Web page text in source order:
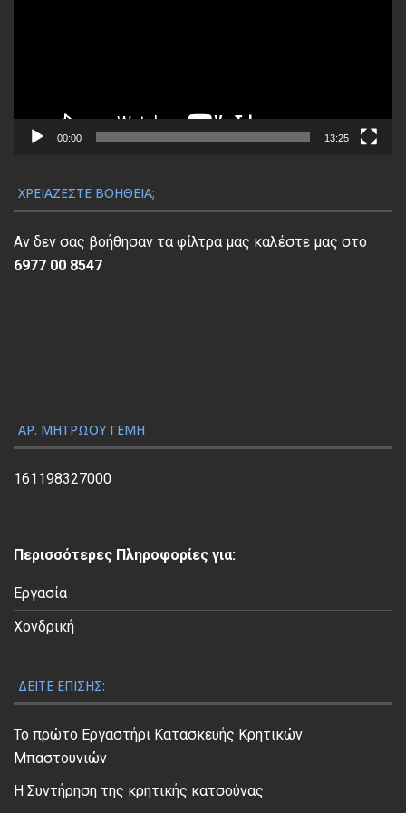
μ
ν
α
π
α
ς
Β
ί
ο
00:00 13:25
ΧΡΕΙΆΖΕΣΤΕ ΒΟΉΘΕΙΑ;
Αν δεν σας βοήθησαν τα φίλτρα μας καλέστε μας στο
6977 00 8547
ΑΡ. ΜΗΤΡΏΟΥ ΓΕΜΗ
161198327000
Περισσότερες Πληροφορίες για:
Εργασία
Χονδρική
ΔΕΊΤΕ ΕΠΊΣΗΣ:
Το πρώτο Εργαστήρι Κατασκευής Κρητικών
Μπαστουνιών
Η Συντήρηση της κρητικής κατσούνας